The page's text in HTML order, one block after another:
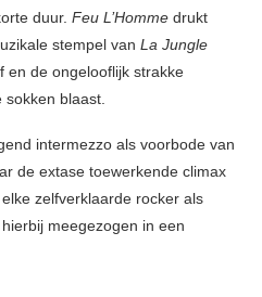
duur. Feu L’Homme drukt
stempel van La Jungle
en de ongelooflijk strakke
blaast.
intermezzo als voorbode van
de extase toewerkende climax
elke zelfverklaarde rocker als
meegezogen in een